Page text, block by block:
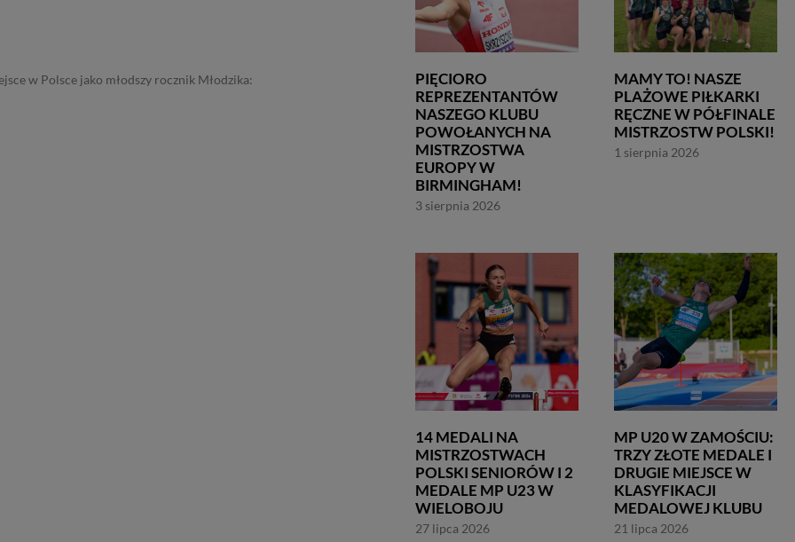
w Polsce jako młodszy rocznik Młodzika:
PIĘCIORO
REPREZENTANTÓW
NASZEGO KLUBU
POWOŁANYCH NA
MISTRZOSTWA
EUROPY W
BIRMINGHAM!
3 sierpnia 2026
MAMY TO! NASZE
PLAŻOWE PIŁKARKI
RĘCZNE W PÓŁFINALE
MISTRZOSTW POLSKI!
1 sierpnia 2026
14 MEDALI NA
MISTRZOSTWACH
POLSKI SENIORÓW I 2
MEDALE MP U23 W
WIELOBOJU
27 lipca 2026
MP U20 W ZAMOŚCIU:
TRZY ZŁOTE MEDALE I
DRUGIE MIEJSCE W
KLASYFIKACJI
MEDALOWEJ KLUBU
21 lipca 2026